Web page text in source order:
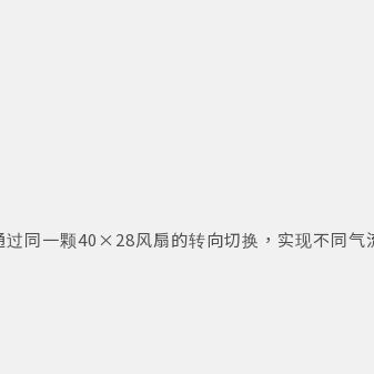
同一颗40×28风扇的转向切换，实现不同气